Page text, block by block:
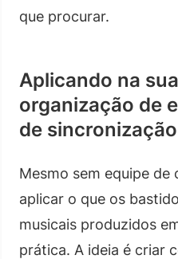
que procurar.
Aplicando na
organização de
de sincronização
Mesmo sem equipe de
aplicar o que os
musicais produzidos
prática. A ideia é criar